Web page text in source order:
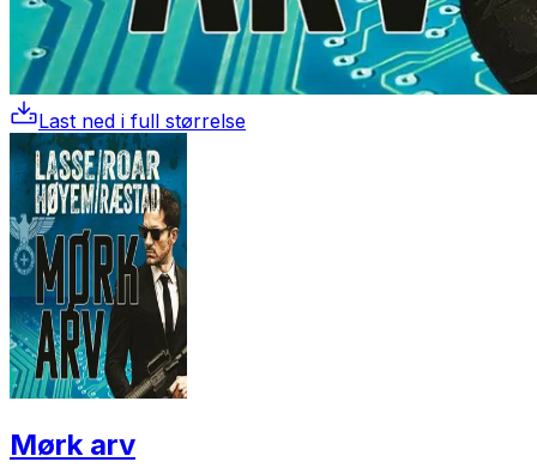
Last ned i full størrelse
Mørk arv